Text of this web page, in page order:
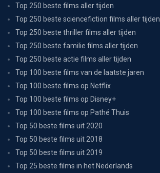
Top 250 beste films aller tijden
Top 250 beste sciencefiction films aller tijden
Top 250 beste thriller films aller tijden
Top 250 beste familie films aller tijden
Top 250 beste actie films aller tijden
Top 100 beste films van de laatste jaren
Top 100 beste films op Netflix
Top 100 beste films op Disney+
Top 100 beste films op Pathé Thuis
Top 50 beste films uit 2020
Top 50 beste films uit 2018
Top 50 beste films uit 2019
Top 25 beste films in het Nederlands